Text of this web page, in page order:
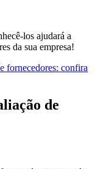
los ajudará a
da sua empresa!
fornecedores: confira
de